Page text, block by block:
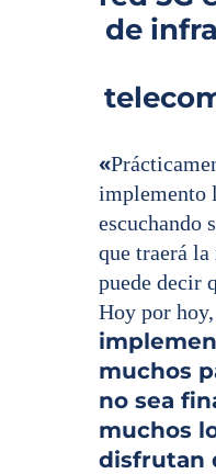
de
«
implemento
escuchando
que traerá la
puede decir
Hoy por hoy,
muchos
no sea
muchos
disfrutan